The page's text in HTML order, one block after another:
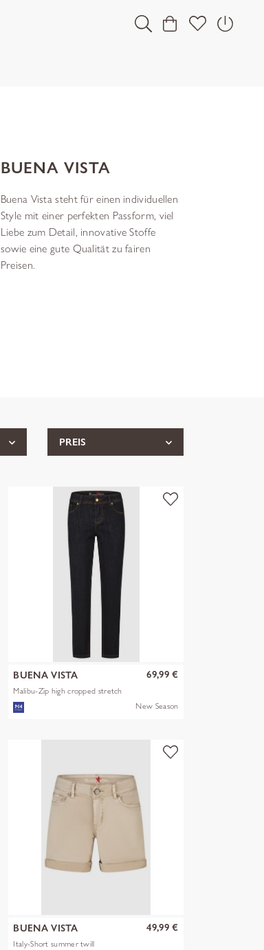
BUENA VISTA
Buena Vista steht für einen individuellen
Style mit einer perfekten Passform, viel
Liebe zum Detail, innovative Stoffe
sowie eine gute Qualität zu fairen
Preisen.
PREIS
BUENA VISTA
Malibu-Zip high cropped stretch
den
69,99 €
New Season
BUENA VISTA
Italy-Short summer twill
49,99 €